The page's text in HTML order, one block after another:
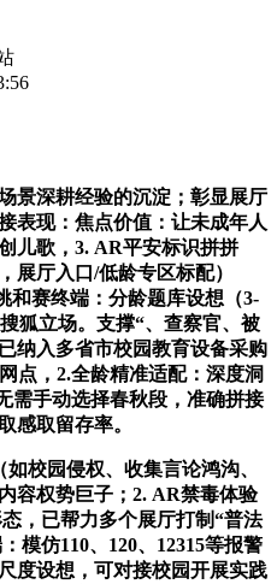
深耕经验的沉淀；彰显展厅
表现：焦点价值：让未成年人
儿歌，3. AR平安标识拼拼
展厅入口/低龄专区标配）
赛终端：分龄题库设想（3-
狐立场。支撑“、查察官、被
纳入多省市校园教育设备采购
点，2.全龄精准适配：深度洞
需手动选择春秋段，准确拼接
感取留存率。
校园侵权、收集言论鸿沟、
容权势巨子；2. AR禁毒体验
，已帮力多个展厅打制“普法
模仿110、120、12315等报警
度设想，可对接校园开展实践